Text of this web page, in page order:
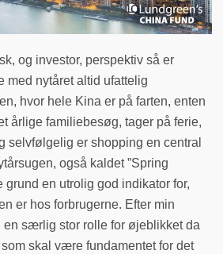
og investor, perspektiv så er
med nytåret altid ufattelig
hvor hele Kina er på farten, enten
årlige familiebesøg, tager på ferie,
selvfølgelig er shopping en central
også kaldet ”Spring
grund en utrolig god indikator for,
er hos forbrugerne. Efter min
en særlig stor rolle for øjeblikket da
skal være fundamentet for det